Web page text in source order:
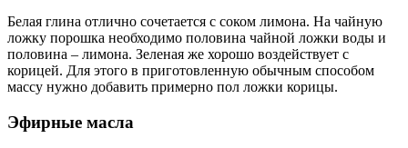
Белая глина отлично сочетается с соком лимона. На чайную
ложку порошка необходимо половина чайной ложки воды и
половина – лимона. Зеленая же хорошо воздействует с
корицей. Для этого в приготовленную обычным способом
массу нужно добавить примерно пол ложки корицы.
Эфирные масла